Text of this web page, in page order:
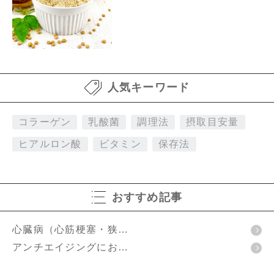
人気キーワード
コラーゲン 乳酸菌 調理法 摂取目安量
ヒアルロン酸 ビタミン 保存法
おすすめ記事
心臓病（心筋梗塞・狭…
アンチエイジングにお…